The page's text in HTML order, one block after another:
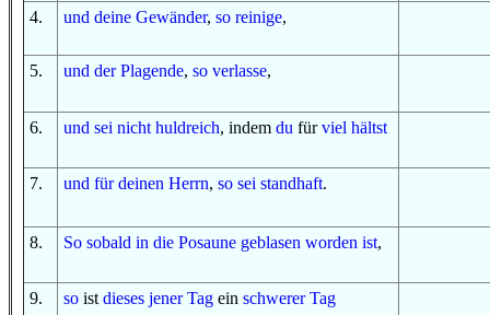
4. und deine Gewänder, so reinige,
5. und der Plagende, so verlasse,
6. und sei nicht huldreich, indem du fürviel hältst
7. und fürdeinen Herrn, so sei standhaft.
8. So sobald in die Posaune geblasen worden ist,
9. so ist dieses jener Tag ein schwerer Tag